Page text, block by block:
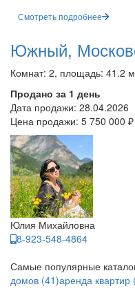
Смотреть подробнее
Южный,
Комнат: 2, площадь: 41.2
Продано за 1 день
Дата продажи: 28.04.2026
Цена продажи: 5 750 000 ₽
Юлия Михайловна
8-923-548-4864
Самые популярные
домов (41)аренда квартир